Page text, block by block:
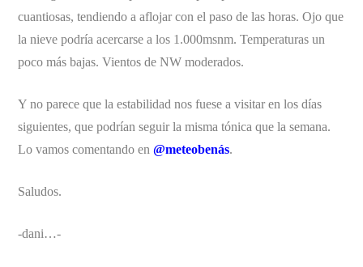
cuantiosas, tendiendo a aflojar con el paso de las horas. Ojo que
la nieve podría acercarse a los 1.000msnm. Temperaturas un
poco más bajas. Vientos de NW moderados.
Y no parece que la estabilidad nos fuese a visitar en los días
siguientes, que podrían seguir la misma tónica que la semana.
Lo vamos comentando en@meteobenás.
Saludos.
-dani…-